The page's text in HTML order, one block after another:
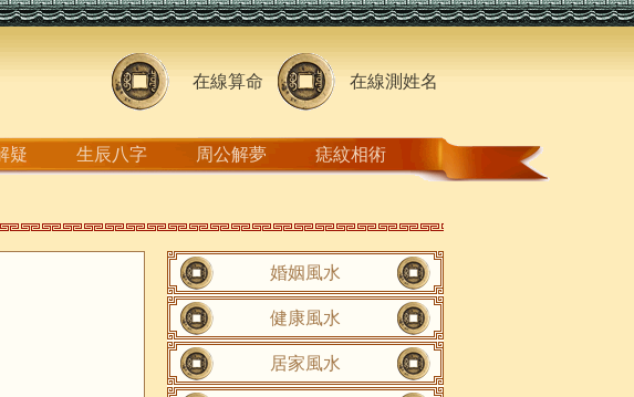
在線算命 在線測姓名
疑 生辰八字 周公解夢 痣紋相術
婚姻風水
健康風水
居家風水